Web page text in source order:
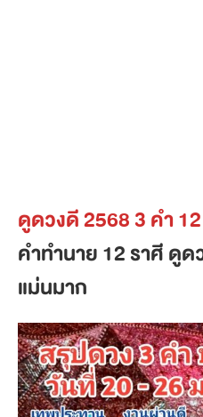
ดูดวงดี 25683 คำ
คำทำนาย 12 ราศี ดู
แม่นมาก